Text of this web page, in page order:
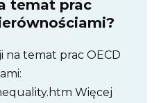
temat prac
na temat prac OECD
Więcej